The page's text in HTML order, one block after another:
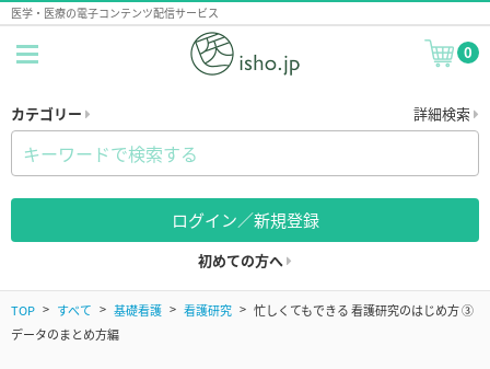
医学・医療の電子コンテンツ配信サービス
0
カテゴリー 詳細検索
ログイン／新規登録
初めての方へ
TOP すべて 基礎看護 看護研究
忙しくてもできる 看護研究のはじめ方 ③
データのまとめ方編